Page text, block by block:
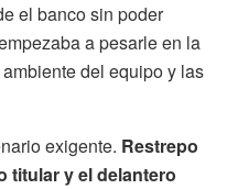
el banco sin poder
a pesarle en la
del equipo y las
exigente. Restrepo
titular y el delantero